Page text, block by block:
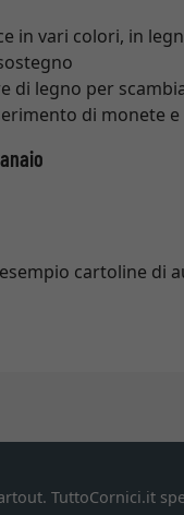
in vari colori, in
legno per
di monete
cartoline di
TuttoCornici.it